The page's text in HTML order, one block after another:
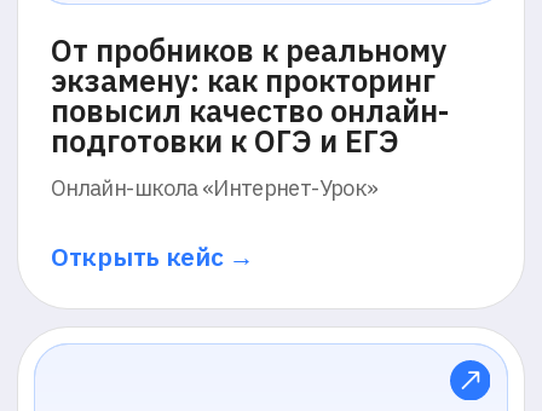
Открыть кейс →
Обеспечили приёмную
кампанию в пиковые даты:
до 2000 студентов в день —
без сбоев